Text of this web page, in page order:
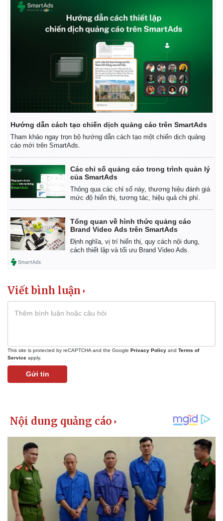
Kinh tế
Bất động sản
Khởi nghiệp
Thị trường
Giá vàng
Hướng dẫn cách tạo chiến dịch quảng cáo trên SmartAds
Tham khảo ngay trọn bộ hướng dẫn cách tạo một chiến dịch quảng
cáo mới trên SmartAds.
Các chỉ số quảng cáo trong trình quản lý
của SmartAds
Thông qua các chỉ số này, thương hiệu đánh giá
mức độ hiển thị, tương tác, hiệu quả chi phí.
Tổng quan về hình thức quảng cáo
Brand Video Ads trên SmartAds
Định nghĩa, vị trí hiển thị, quy cách nội dung,
cách thiết lập và tối ưu Brand Video Ads.
Viết bình luận
This site is protected by reCAPTCHA and the Google Privacy Policy and Terms of
Service apply.
Gửi tin